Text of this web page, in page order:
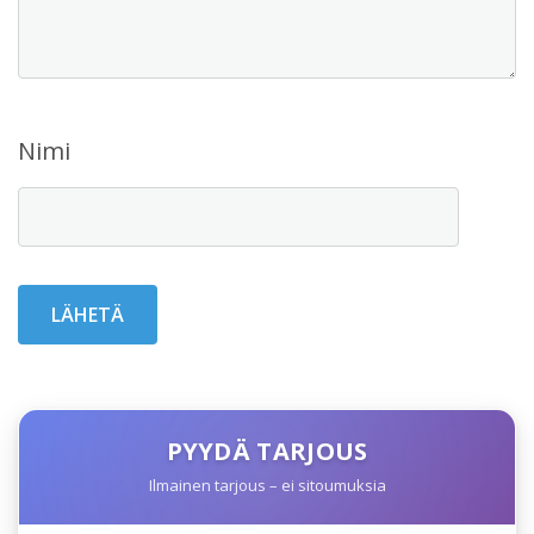
Nimi
PYYDÄ TARJOUS
Ilmainen tarjous – ei sitoumuksia